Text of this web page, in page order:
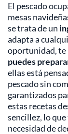
El pescado
mesas
se trata de un
adapta a
oportunidad, te
puedes
ellas está
pescado sin
garantizados
estas recetas
sencillez, lo
necesidad de